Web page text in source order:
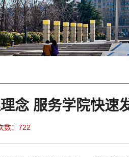
念 服务学院快速
数： 722